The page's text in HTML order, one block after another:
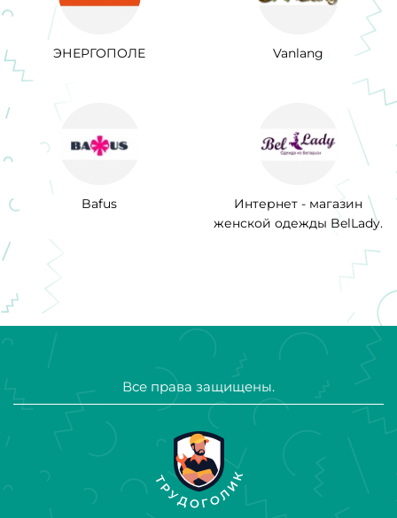
ЭНЕРГОПОЛЕ Vanlang
Bafus
Интернет - магазин
женской одежды BelLady.
Все права защищены.